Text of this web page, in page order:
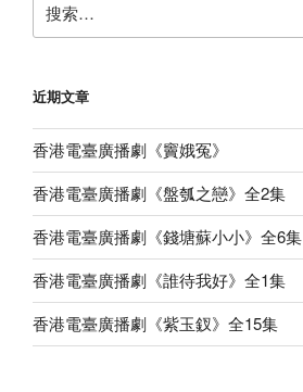
索：
近期文章
香港電臺廣播劇《竇娥冤》
香港電臺廣播劇《盤瓠之戀》全2集
香港電臺廣播劇《錢塘蘇小小》全6集
香港電臺廣播劇《誰待我好》全1集
香港電臺廣播劇《紫玉釵》全15集